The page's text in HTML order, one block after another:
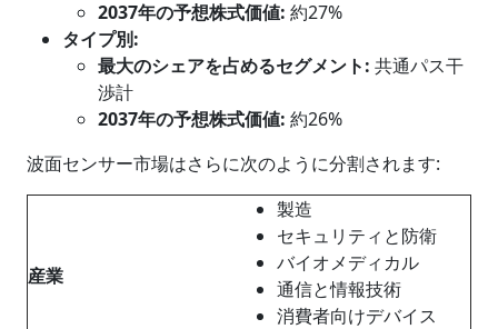
2037年の予想株式価値: 約27%
タイプ別:
最大のシェアを占めるセグメント: 共通パス干
渉計
2037年の予想株式価値: 約26%
波面センサー市場はさらに次のように分割されます:
産業
製造
セキュリティと防衛
バイオメディカル
通信と情報技術
消費者向けデバイス